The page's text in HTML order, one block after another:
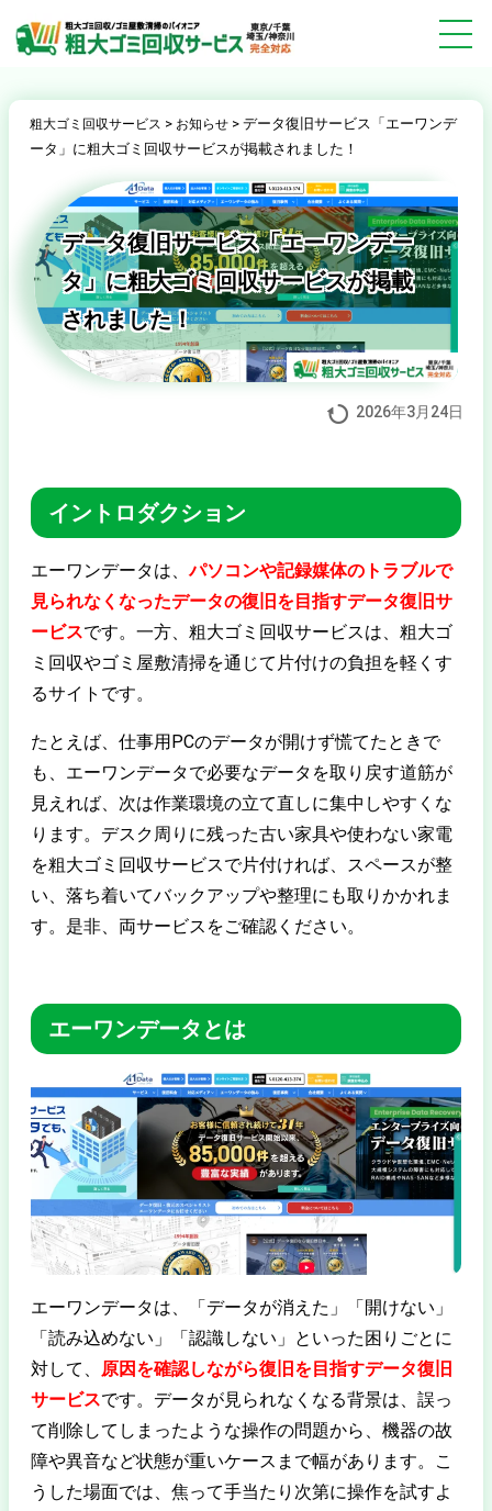
粗大ゴミ回収サービス > お知らせ> データ復旧サービス「エーワンデ
ータ」に粗大ゴミ回収サービスが掲載されました！
データ復旧サービス「エーワンデー
タ」に粗大ゴミ回収サービスが掲載
されました！
2026年3月24日
イントロダクション
エーワンデータは、パソコンや記録媒体のトラブルで
見られなくなったデータの復旧を目指すデータ復旧サ
ービスです。一方、粗大ゴミ回収サービスは、粗大ゴ
ミ回収やゴミ屋敷清掃を通じて片付けの負担を軽くす
るサイトです。
たとえば、仕事用PCのデータが開けず慌てたときで
も、エーワンデータで必要なデータを取り戻す道筋が
見えれば、次は作業環境の立て直しに集中しやすくな
ります。デスク周りに残った古い家具や使わない家電
を粗大ゴミ回収サービスで片付ければ、スペースが整
い、落ち着いてバックアップや整理にも取りかかれま
す。是非、両サービスをご確認ください。
エーワンデータとは
エーワンデータは、「データが消えた」「開けない」
「読み込めない」「認識しない」といった困りごとに
対して、 原因を確認しながら復旧を目指すデータ復旧
サービスです。データが見られなくなる背景は、誤っ
て削除してしまったような操作の問題から、機器の故
障や異音など状態が重いケースまで幅があります。こ
うした場面では、焦って手当たり次第に操作を試すよ